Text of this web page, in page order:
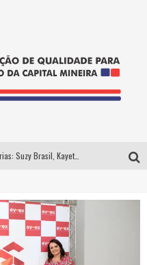
As Hilárias: Suzy Brasil, Kayete e Karoline Absinto retornam a Belo Horizonte para apresentação única no Teatro Sesiminas